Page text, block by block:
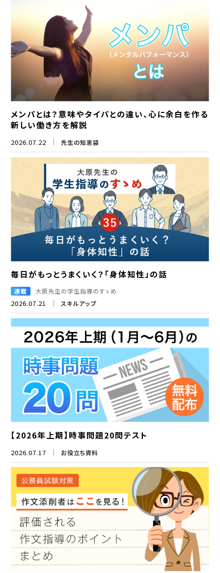
メンパとは？意味やタイパとの違い、心に余白を作る
新しい働き方を解説
2026.07.22 先生の知恵袋
毎日がもっとうまくいく？「身体知性」の話
2026.07.21 スキルアップ
連載 大原先生の学生指導のすゝめ
【2026年上期】時事問題20問テスト
2026.07.17 お役立ち資料